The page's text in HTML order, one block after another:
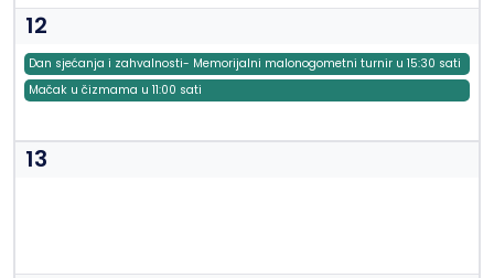
12
Dan sjećanja i zahvalnosti- Memorijalni malonogometni turnir u 15:30 sati
Mačak u čizmama u 11:00 sati
13